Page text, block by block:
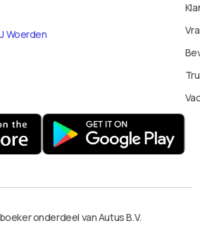
Woerden
onderdeel van Autus B.V.